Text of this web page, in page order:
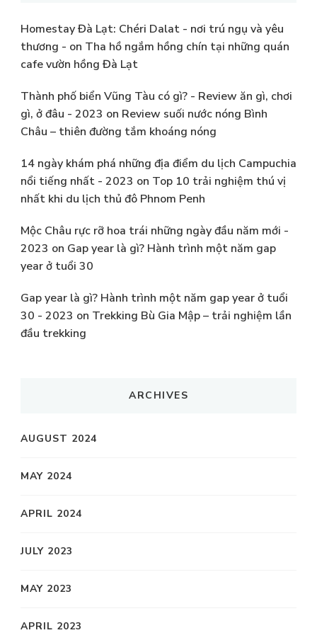
Homestay Đà Lạt: Chéri Dalat - nơi trú ngụ và yêu
thương - on Tha hồ ngắm hồng chín tại những quán
cafe vườn hồng Đà Lạt
Thành phố biển Vũng Tàu có gì? - Review ăn gì, chơi
gì, ở đâu - 2023 on Review suối nước nóng Bình
Châu – thiên đường tắm khoáng nóng
14 ngày khám phá những địa điểm du lịch Campuchia
nổi tiếng nhất - 2023 on Top 10 trải nghiệm thú vị
nhất khi du lịch thủ đô Phnom Penh
Mộc Châu rực rỡ hoa trái những ngày đầu năm mới -
2023 on Gap year là gì? Hành trình một năm gap
year ở tuổi 30
Gap year là gì? Hành trình một năm gap year ở tuổi
30 - 2023 on Trekking Bù Gia Mập – trải nghiệm lần
đầu trekking
ARCHIVES
AUGUST 2024
MAY 2024
APRIL 2024
JULY 2023
MAY 2023
APRIL 2023